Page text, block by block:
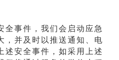
全事件，我们会启动应急
，并及时以推送通知、电
述安全事件，如采用上述